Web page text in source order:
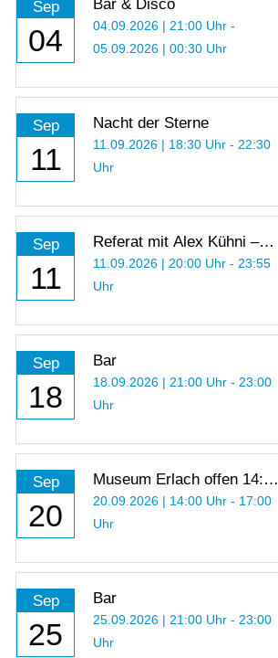
Sep
04
Bar & Disco
04.09.2026 | 21:00 Uhr -
05.09.2026 | 00:30 Uhr
Sep
11
Nacht der Sterne
11.09.2026 | 18:30 Uhr - 22:30
Uhr
Sep
11
Referat mit Alex Kühni –
Einblick in die Arbeit als
Kriegsfotograf
11.09.2026 | 20:00 Uhr - 23:55
Uhr
Sep
18
Bar
18.09.2026 | 21:00 Uhr - 23:00
Uhr
Sep
20
Museum Erlach offen 14:00
- 17:00 Uhr
20.09.2026 | 14:00 Uhr - 17:00
Uhr
Sep
25
Bar
25.09.2026 | 21:00 Uhr - 23:00
Uhr